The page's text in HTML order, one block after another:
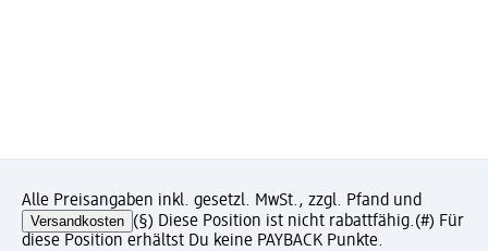
Alle Preisangaben inkl. gesetzl. MwSt., zzgl. Pfand und
Versandkosten (§) Diese Position ist nicht rabattfähig.(#) Für
diese Position erhältst Du keine PAYBACK Punkte.